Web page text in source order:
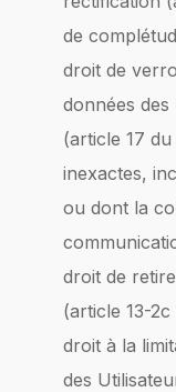
de
droit de
données
(article 17
inexactes,
ou dont la
droit de
(article 13-2c
droit à la
des